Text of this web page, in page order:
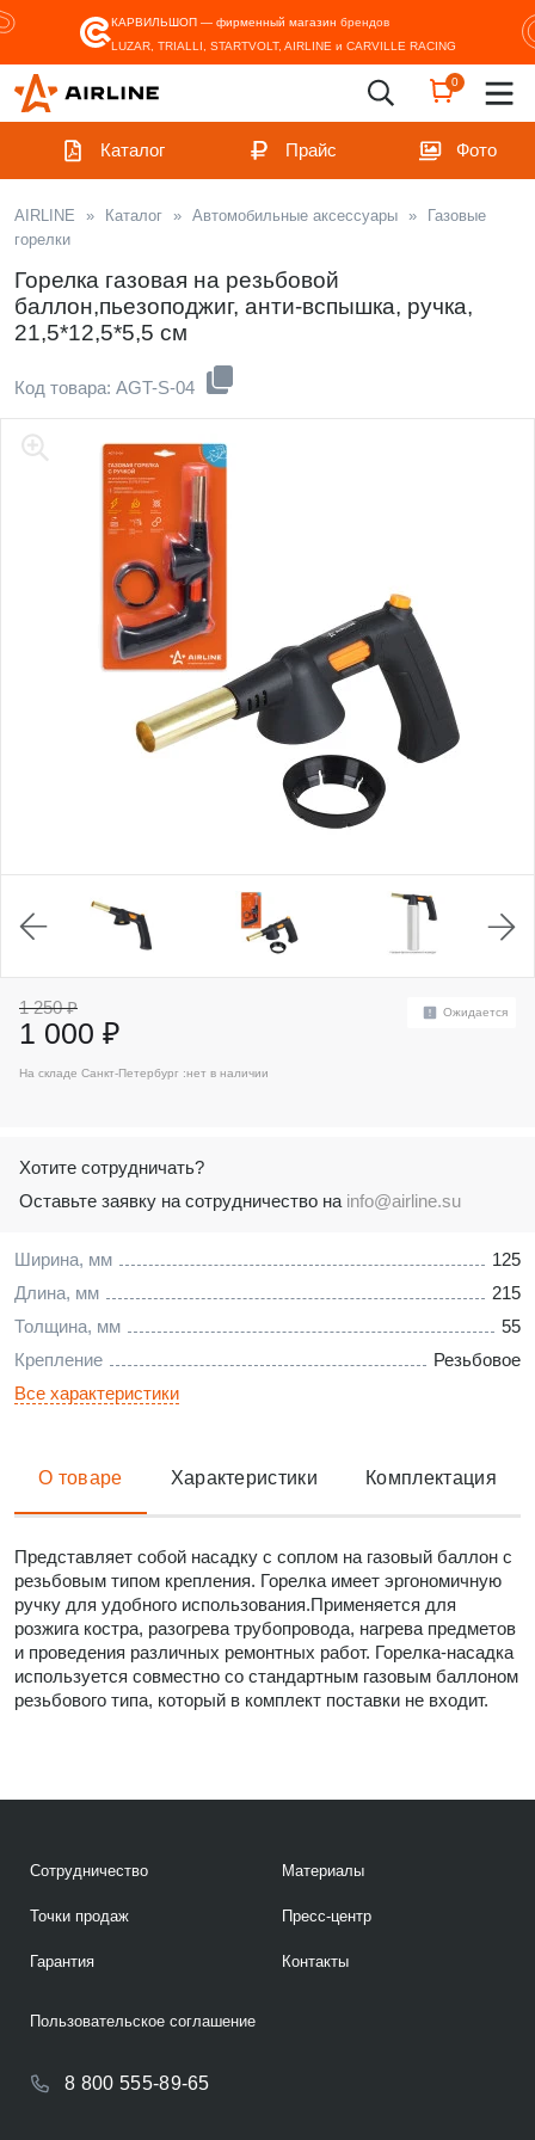
КАРВИЛЬШОП — фирменный магазин брендов
LUZAR, TRIALLI, STARTVOLT, AIRLINE и CARVILLE RACING
0
Каталог Прайс Фото
AIRLINE » Каталог » Автомобильные аксессуары »
Газовые
горелки
Горелка газовая на резьбовой
баллон,пьезоподжиг, анти-вспышка, ручка,
21,5*12,5*5,5 см
Код товара: AGT-S-04
Ширина, мм
125
Длина, мм
215
Толщина, мм
55
Крепление
Резьбовое
Все характеристики
1 250 ₽
1 000 ₽
Ожидается
На складе Санкт-Петербург :нет в наличии
Хотите сотрудничать?
Оставьте заявку на сотрудничество на info@airline.su
О товаре Характеристики Комплектация
Представляет собой насадку с соплом на газовый баллон с
резьбовым типом крепления. Горелка имеет эргономичную
ручку для удобного использования.Применяется для
розжига костра, разогрева трубопровода, нагрева предметов
и проведения различных ремонтных работ. Горелка-насадка
используется совместно со стандартным газовым баллоном
резьбового типа, который в комплект поставки не входит.
Сотрудничество
Точки продаж
Гарантия
Материалы
Пресс-центр
Контакты
8 800 555-89-65
Пользовательское соглашение